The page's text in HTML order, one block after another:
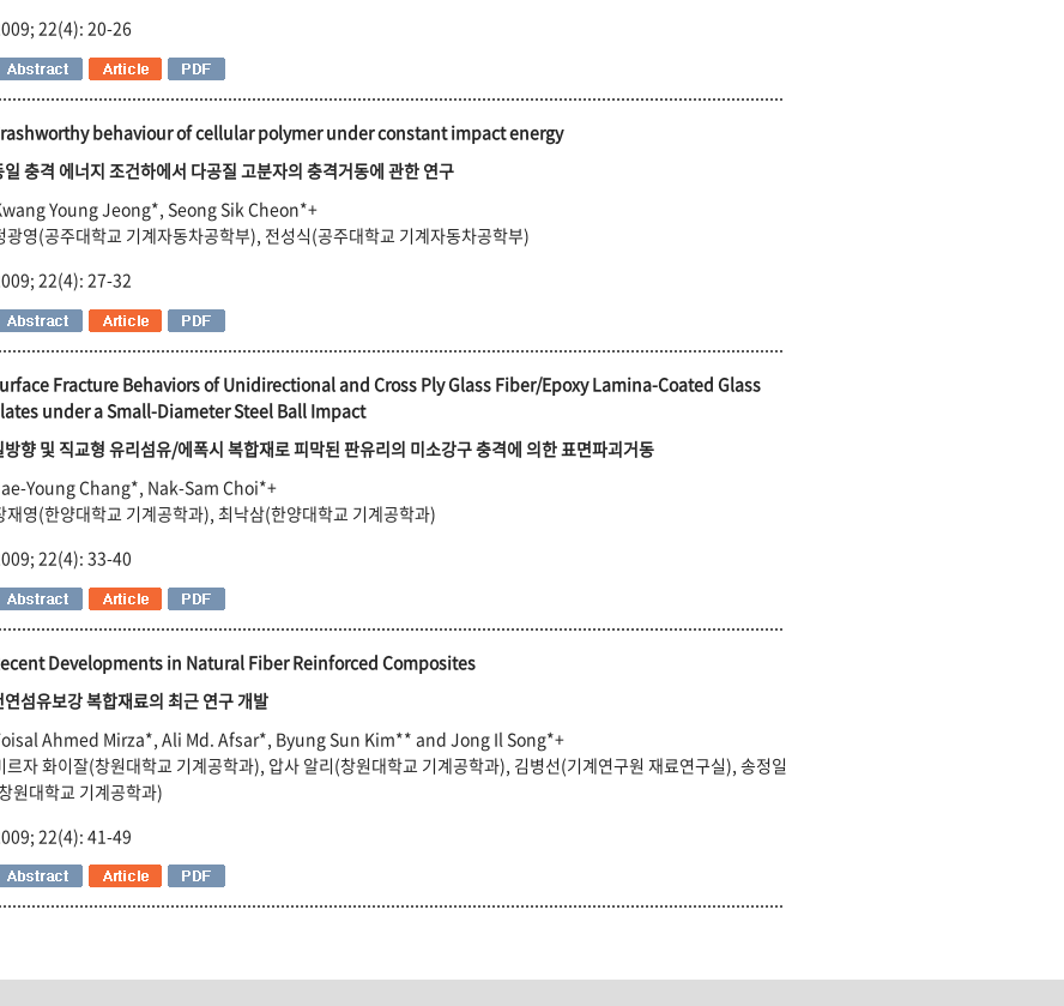
22(4): 20-26
behaviour of cellular polymer under constant impact energy
일 충격 에너지 조건하에서 다공질 고분자의 충격거동에 관한 연구
Young Jeong*, Seong Sik Cheon*+
광영(공주대학교 기계자동차공학부), 전성식(공주대학교 기계자동차공학부)
22(4): 27-32
Fracture Behaviors of Unidirectional and Cross Ply Glass Fiber/Epoxy Lamina-Coated Glass
under a Small-Diameter Steel Ball Impact
방향 및 직교형 유리섬유/에폭시 복합재로 피막된 판유리의 미소강구 충격에 의한 표면파괴거동
Young Chang*, Nak-Sam Choi*+
재영(한양대학교 기계공학과), 최낙삼(한양대학교 기계공학과)
22(4): 33-40
Developments in Natural Fiber Reinforced Composites
연섬유보강 복합재료의 최근 연구 개발
Ahmed Mirza*, Ali Md. Afsar*, Byung Sun Kim** and Jong Il Song*+
르자 화이잘(창원대학교 기계공학과), 압사 알리(창원대학교 기계공학과), 김병선(기계연구원 재료연구실), 송정일
원대학교 기계공학과)
22(4): 41-49